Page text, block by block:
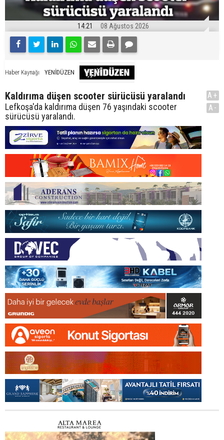
14:21 08 Ağustos 2026
Haber Kaynağı YENİDÜZEN
Kaldırıma düşen scooter sürücüsü yaralandı
Lefkoşa'da kaldırıma düşen 76 yaşındaki scooter
sürücüsü yaralandı.
A+
A-